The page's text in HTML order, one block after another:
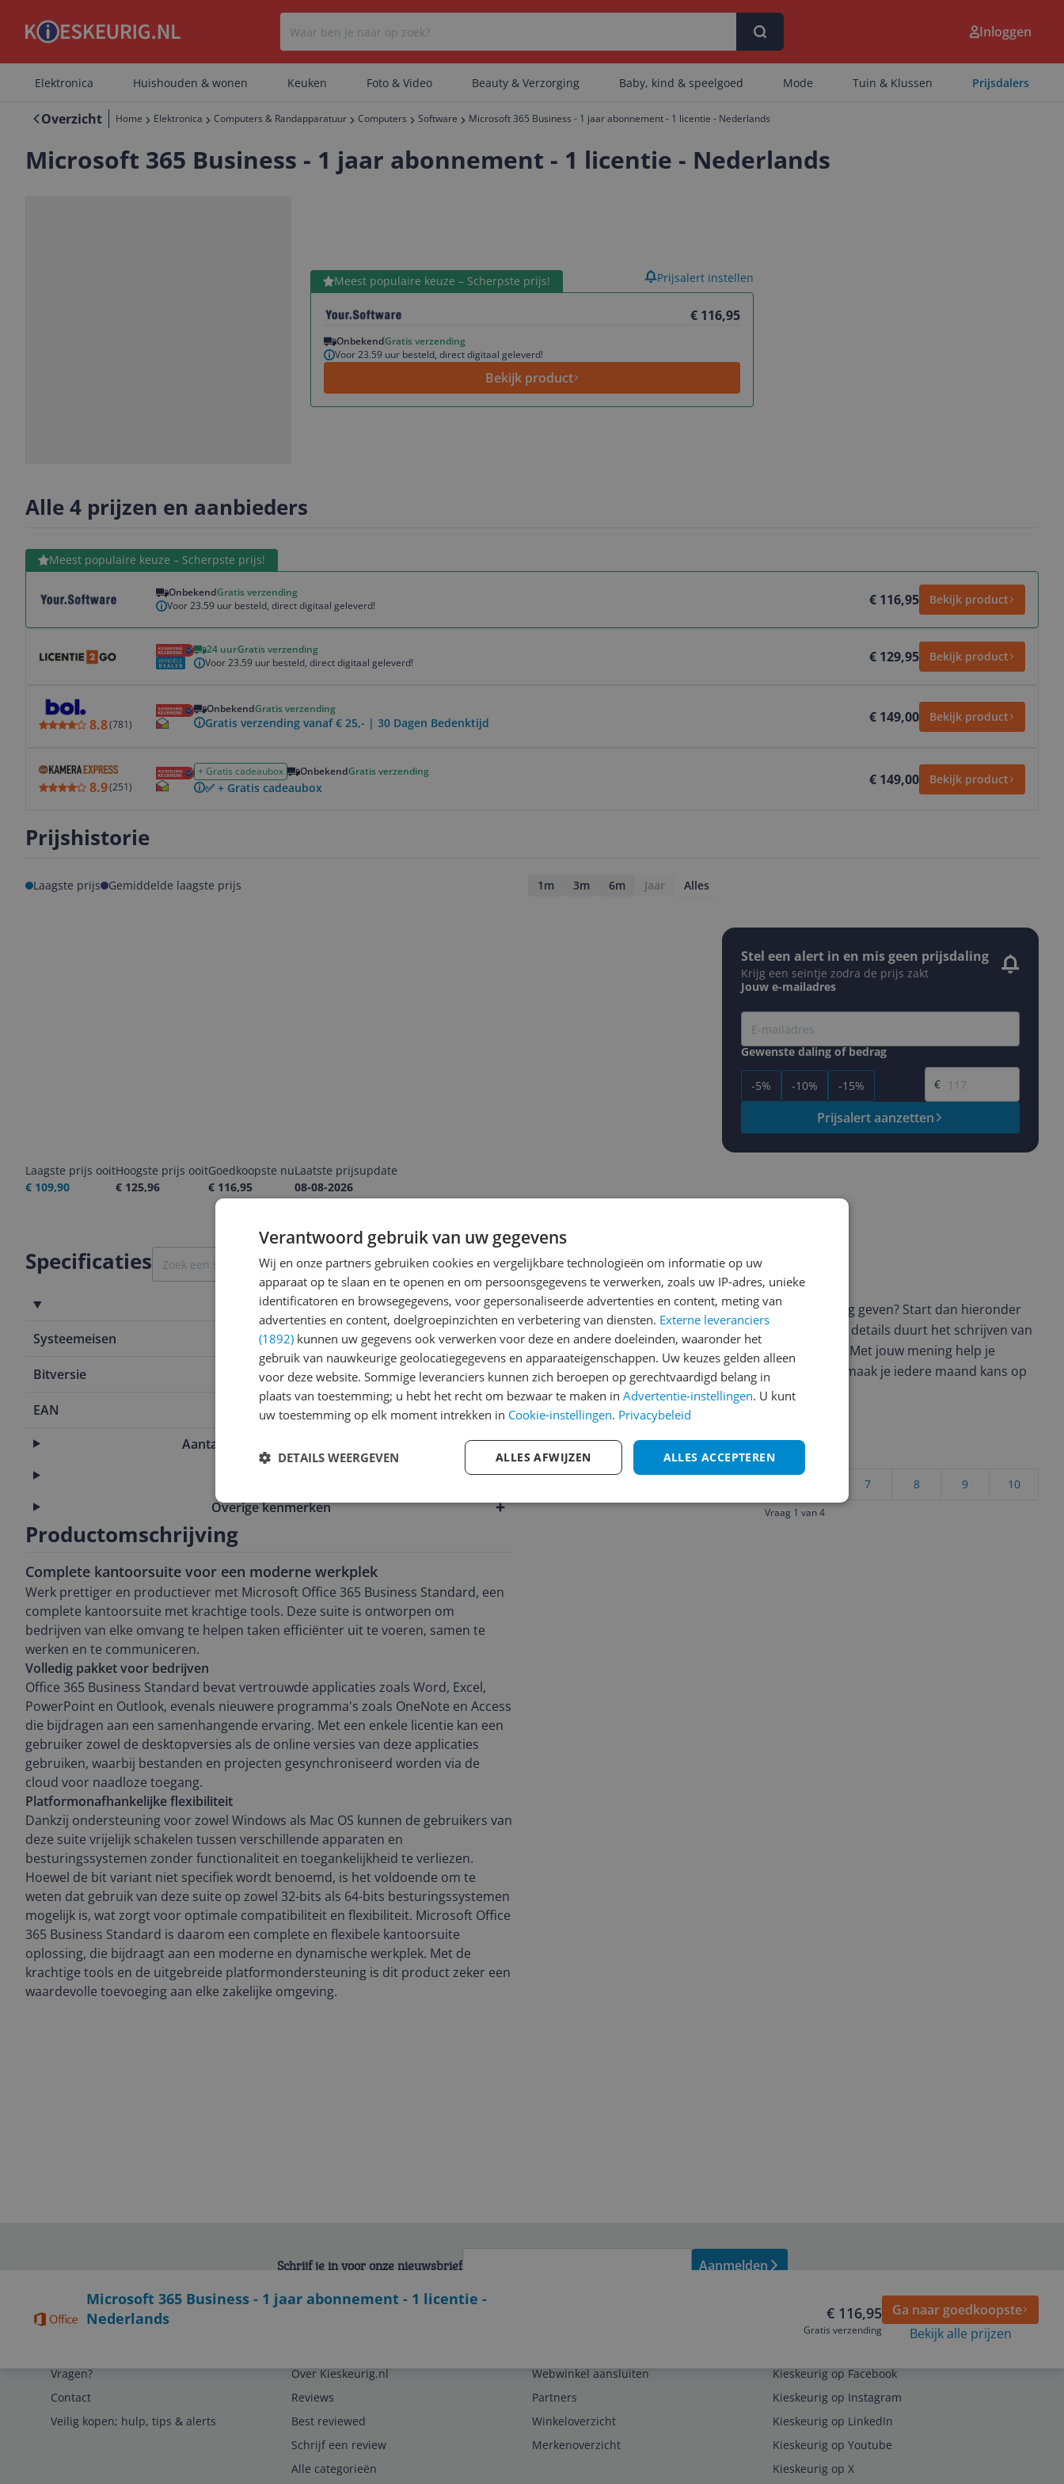
Er zijn geen categorieën gevonden.
Er zijn geen artikelen gevonden.
Inloggen
Elektronica Huishouden & wonen Keuken Foto & Video Beauty & Verzorging Baby, kind & speelgoed Mode Tuin & Klussen Prijsdalers
Overzicht Home Elektronica Computers & Randapparatuur Computers Software Microsoft 365 Business - 1 jaar abonnement - 1 licentie - Nederlands
Microsoft 365 Business - 1 jaar abonnement - 1 licentie - Nederlands
Meest populaire keuze – Scherpste prijs!
€ 116,95
OnbekendGratis verzending
Voor 23.59 uur besteld, direct digitaal geleverd!
Bekijk product
Bekijk product Prijsalert instellen
Alle 4 prijzen en aanbieders
Meest populaire keuze – Scherpste prijs!
OnbekendGratis verzending
Voor 23.59 uur besteld, direct digitaal geleverd!
€ 116,95 Bekijk product
Bekijk product
24 uurGratis verzending
Voor 23.59 uur besteld, direct digitaal geleverd!
€ 129,95 Bekijk product
8.8(781)
OnbekendGratis verzending
Gratis verzending vanaf € 25,- | 30 Dagen Bedenktijd € 149,00 Bekijk product
8.9(251)
+ Gratis cadeaubox OnbekendGratis verzending
✅ + Gratis cadeaubox € 149,00 Bekijk product
Prijshistorie
Laagste prijs Gemiddelde laagste prijs 1m 3m 6m Jaar Alles
Laagste prijs ooit
€ 109,90
Hoogste prijs ooit
€ 125,96
Goedkoopste nu
€ 116,95
Laatste prijsupdate
08-08-2026
Stel een alert in en mis geen prijsdaling
Krijg een seintje zodra de prijs zakt
Jouw e-mailadres
Gewenste daling of bedrag
-5% -10% -15%
Gewenste prijs
€
Prijsalert aanzetten
Specificaties
Systeemvereisten
Systeemeisen
Ondersteunt Windows
Bitversie 64-bit
EAN
0765756124881
Aantal licenties en gebruikers
Overige kenmerken
Productomschrijving
Complete kantoorsuite voor een moderne werkplek
Werk prettiger en productiever met Microsoft Office 365 Business Standard, een
complete kantoorsuite met krachtige tools. Deze suite is ontworpen om
bedrijven van elke omvang te helpen taken efficiënter uit te voeren, samen te
werken en te communiceren.
Volledig pakket voor bedrijven
Office 365 Business Standard bevat vertrouwde applicaties zoals Word, Excel,
PowerPoint en Outlook, evenals nieuwere programma's zoals OneNote en Access
die bijdragen aan een samenhangende ervaring. Met een enkele licentie kan een
gebruiker zowel de desktopversies als de online versies van deze applicaties
gebruiken, waarbij bestanden en projecten gesynchroniseerd worden via de
cloud voor naadloze toegang.
Platformonafhankelijke flexibiliteit
Dankzij ondersteuning voor zowel Windows als Mac OS kunnen de gebruikers van
deze suite vrijelijk schakelen tussen verschillende apparaten en
besturingssystemen zonder functionaliteit en toegankelijkheid te verliezen.
Hoewel de bit variant niet specifiek wordt benoemd, is het voldoende om te
weten dat gebruik van deze suite op zowel 32-bits als 64-bits besturingssystemen
mogelijk is, wat zorgt voor optimale compatibiliteit en flexibiliteit. Microsoft Office
365 Business Standard is daarom een complete en flexibele kantoorsuite
oplossing, die bijdraagt aan een moderne en dynamische werkplek. Met de
krachtige tools en de uitgebreide platformondersteuning is dit product zeker een
waardevolle toevoeging aan elke zakelijke omgeving.
Reviews
Er zijn nog geen reviews geschreven
Heb jij dit product in bezit en wil je graag je mening geven? Start dan hieronder
met het schrijven van je review. Afhankelijk van de details duurt het schrijven van
een review gemiddeld tussen de 3 en 10 minuten. Met jouw mening help je
andere bezoekers een betere keuze te maken én maak je iedere maand kans op
€250,-! Klik hier voor de actievoorwaarden.
Cijfer
Welk cijfer geef jij dit product?
10
9
8
7
Vraag 1 van 4
Microsoft 365 Business - 1 jaar abonnement - 1 licentie -
Nederlands
€ 116,95
Gratis verzending
Ga naar goedkoopste
Bekijk alle prijzen
Schrijf je in voor onze nieuwsbrief Aanmelden
Vragen?
Contact
Veilig kopen; hulp, tips & alerts
Over Kieskeurig.nl
Reviews
Best reviewed
Schrijf een review
Alle categorieën
Webwinkel aansluiten
Partners
Winkeloverzicht
Merkenoverzicht
Kieskeurig op Facebook
Kieskeurig op Instagram
Kieskeurig op LinkedIn
Kieskeurig op Youtube
Kieskeurig op X
Verantwoord gebruik van uw gegevens
Wij en onze partners gebruiken cookies en vergelijkbare technologieën om informatie op uw
apparaat op te slaan en te openen en om persoonsgegevens te verwerken, zoals uw IP-adres, unieke
identificatoren en browsegegevens, voor gepersonaliseerde advertenties en content, meting van
advertenties en content, doelgroepinzichten en verbetering van diensten. Externe leveranciers
(1892) kunnen uw gegevens ook verwerken voor deze en andere doeleinden, waaronder het
gebruik van nauwkeurige geolocatiegegevens en apparaateigenschappen. Uw keuzes gelden alleen
voor deze website. Sommige leveranciers kunnen zich beroepen op gerechtvaardigd belang in
plaats van toestemming; u hebt het recht om bezwaar te maken in Advertentie-instellingen. U kunt
uw toestemming op elk moment intrekken in Cookie-instellingen. Privacybeleid
ALLES ACCEPTEREN
ALLES AFWIJZEN
DETAILS WEERGEVEN